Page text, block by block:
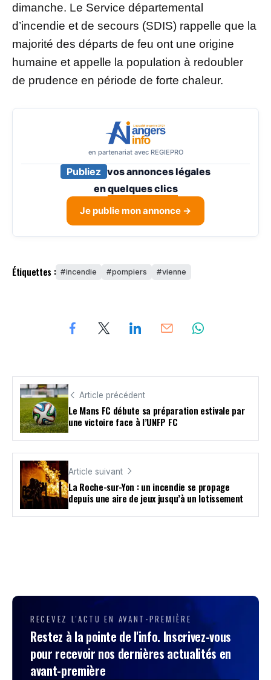
dimanche. Le Service départemental
d’incendie et de secours (SDIS) rappelle que la
majorité des départs de feu ont une origine
humaine et appelle la population à redoubler
de prudence en période de forte chaleur.
en partenariat avec REGIEPRO
Publiez vos annonces légales
enquelques clics
Je publie mon annonce →
Étiquettes : incendie pompiers vienne
Article précédent
Le Mans FC débute sa préparation estivale par
une victoire face à l’UNFP FC
Article suivant
La Roche-sur-Yon : un incendie se propage
depuis une aire de jeux jusqu’à un lotissement
RECEVEZ L'ACTU EN AVANT-PREMIÈRE
Restez à la pointe de l'info. Inscrivez-vous
pour recevoir nos dernières actualités en
avant-première